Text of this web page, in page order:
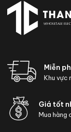
Miễn
Khu vực
Giá tốt
Mua hàng